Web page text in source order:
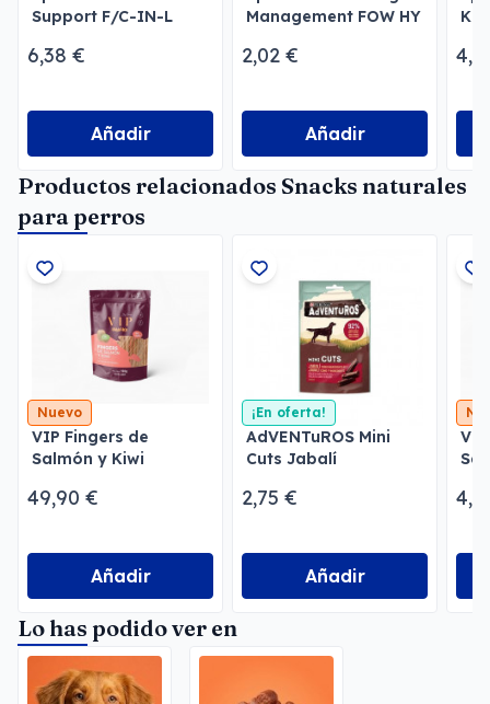
Support F/C-IN-L
6,38 €
Añadir
Management FOW HY
2,02 €
Añadir
Productos relacionados Snacks naturales
para perros
Nuevo
VIP Fingers de
Salmón y Kiwi
49,90 €
Añadir
¡En oferta!
AdVENTuROS Mini
Cuts Jabalí
2,75 €
Añadir
Lo has podido ver en